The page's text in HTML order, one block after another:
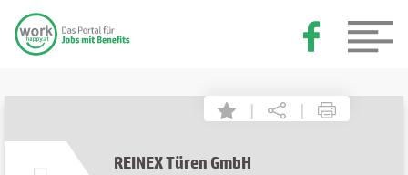
| |
REINEX Türen GmbH